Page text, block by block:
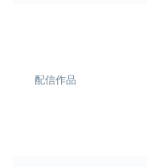
配信作品